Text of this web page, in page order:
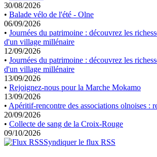
30/08/2026
• Balade vélo de l'été - Olne
06/09/2026
• Journées du patrimoine : découvrez les
d'un village millénaire
12/09/2026
• Journées du patrimoine : découvrez les
d'un village millénaire
13/09/2026
• Rejoignez-nous pour la Marche Mokamo
13/09/2026
• Apéritif-rencontre des associations olnoises :
20/09/2026
• Collecte de sang de la Croix-Rouge
09/10/2026
Syndiquer le flux RSS